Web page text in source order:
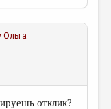
Ольга
отклик?